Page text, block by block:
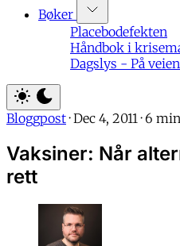
Bøker
Placebodefekten
Håndbok i
Dagslys - På
Bloggpost · Dec 4, 2011 · 6
Vaksiner: Når
rett